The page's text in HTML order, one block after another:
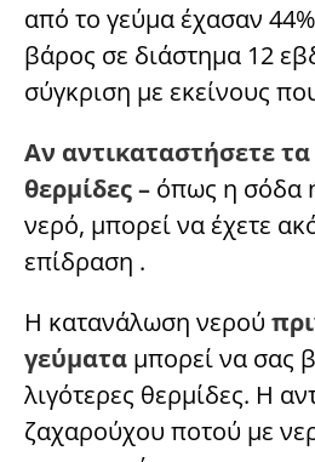
από το γεύμα έχασαν
βάρος σε διάστημα 12
σύγκριση με εκείνους
Αν αντικαταστήσετε
θερμίδες – όπως η σόδα
νερό, μπορεί να έχετε
επίδραση .
Η κατανάλωση νερού
γεύματα μπορεί να σας
λιγότερες θερμίδες. Η
ζαχαρούχου ποτού με